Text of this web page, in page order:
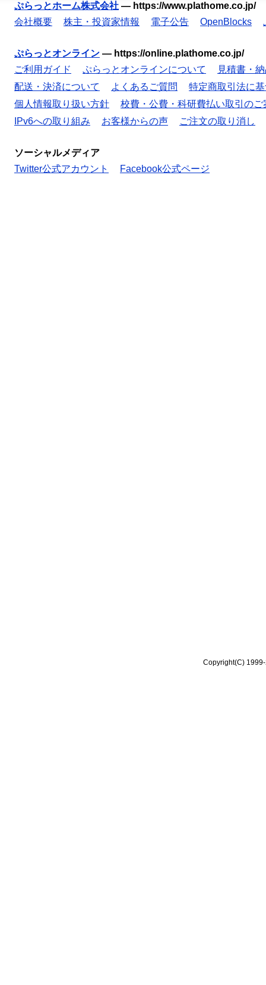
ぷらっとホーム株式会社 — https://www.plathome.co.jp/
会社概要
株主・投資家情報 電子公告 OpenBlocks
ぷらっとオンライン — https://online.plathome.co.jp/
ご利用ガイド
ぷらっとオンラインについて
見積書・
配送・決済について
よくあるご質問
特定商取引法に
個人情報取り扱い方針
校費・公費・科研費払い取引のご
IPv6への取り組み
お客様からの声 ご注文の取り消し
ソーシャルメディア
Twitter公式アカウント
Facebook公式ページ
Copyright(C)